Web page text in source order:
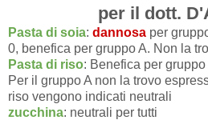
per il dott.
Pasta di soia: dannosa per
0, benefica per gruppo A. Non la
Pasta di riso: Benefica per
Per il gruppo A non la trovo
riso vengono indicati neutrali
zucchina: neutrali per tutti